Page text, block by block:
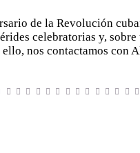
de la Revolución
celebratorias y,
ello, nos contactamos con